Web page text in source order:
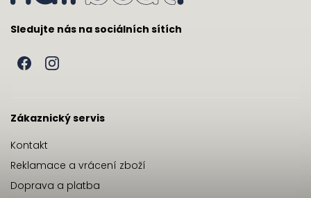
Sledujte nás na sociálních sítích
Zákaznický servis
Kontakt
Reklamace a vrácení zboží
Doprava a platba